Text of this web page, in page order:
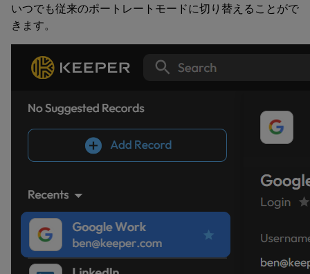
いつでも従来のポートレートモードに切り替えることがで
きます。